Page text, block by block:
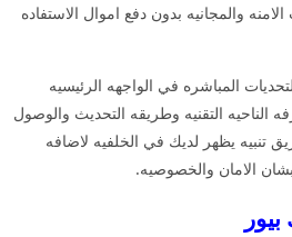
والمجانيه بدون دفع اموال الاستفاده
المباشره في الواجهه الرئيسيه
الناحيه التقنيه وطريقه التحديث والوصول
تنبيه يظهر لديك في الخلفيه لاضافه
الامان والخصوصيه.